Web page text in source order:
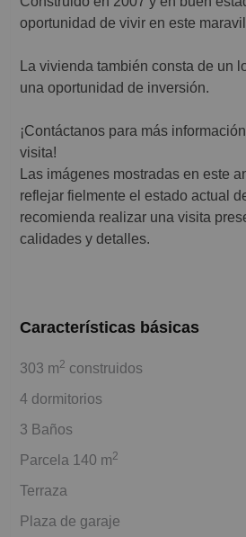
oportunidad de vivir en este
La vivienda también consta de un
una oportunidad de inversión.
¡Contáctanos para más
visita!
Las imágenes mostradas en este
reflejar fielmente el estado actual
recomienda realizar una visita
calidades y detalles.
Características básicas
303 m2 construidos
4 dormitorios
3 Baños
Parcela 140 m2
Terraza
Plaza de garaje